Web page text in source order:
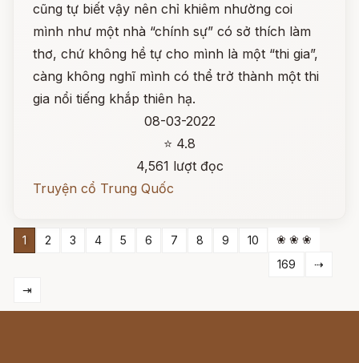
cũng tự biết vậy nên chỉ khiêm nhường coi
mình như một nhà “chính sự” có sở thích làm
thơ, chứ không hề tự cho mình là một “thi gia”,
càng không nghĩ mình có thể trở thành một thi
gia nổi tiếng khắp thiên hạ.
08-03-2022
⭐ 4.8
4,561 lượt đọc
Truyện cổ Trung Quốc
1 2 3 4 5 6 7 8 9 10
❀ ❀ ❀
169
⇢
⇥